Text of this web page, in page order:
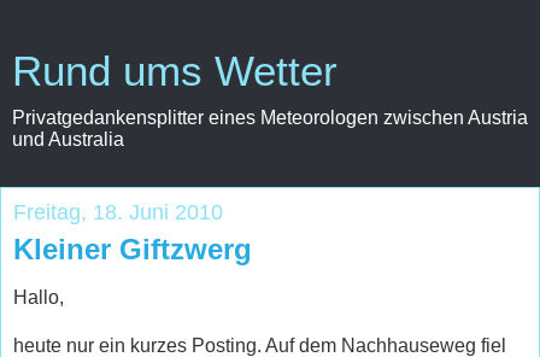
Rund ums Wetter
Privatgedankensplitter eines Meteorologen zwischen Austria
und Australia
Freitag, 18. Juni 2010
Kleiner Giftzwerg
Hallo,
heute nur ein kurzes Posting. Auf dem Nachhauseweg fiel